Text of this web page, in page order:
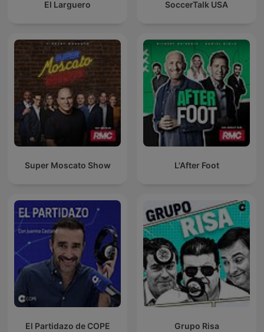
El Larguero SoccerTalk USA
Super Moscato Show L'After Foot
El Partidazo de COPE Grupo Risa